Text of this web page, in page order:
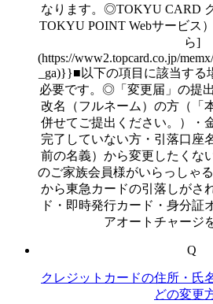
なります。◎TOKYU CARD
TOKYU POINT Webサービス
ら]
(https://www2.topcard.co.jp/
_ga)}}■以下の項目に該当す
必要です。◎「変更届」の提
改名（フルネーム）の方（「
併せてご提出ください。）・
完了していない方・引落口座
前の名義）から変更したくな
のご家族会員様がいらっしゃ
から東急カードの引落しがさ
ド・即時発行カード・身分証
アオートチャージ
Q
クレジットカードの住所・氏
どの変更